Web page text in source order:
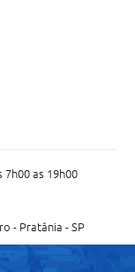
as 19h00
- Pratânia - SP